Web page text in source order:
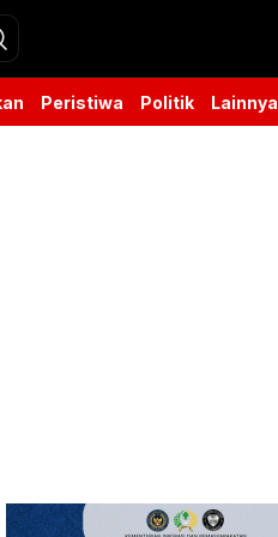
Peristiwa Politik Lainnya